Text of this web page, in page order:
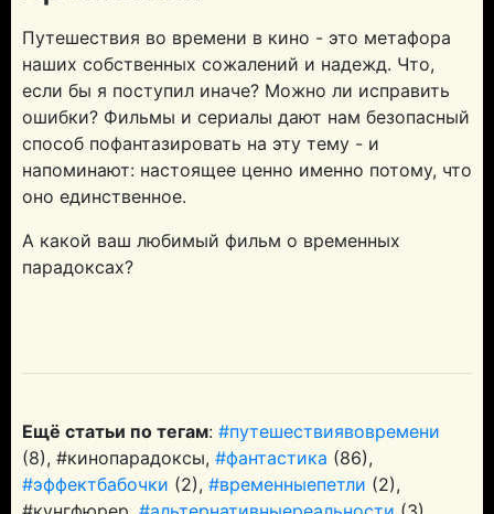
Путешествия во времени в кино - это метафора
наших собственных сожалений и надежд. Что,
если бы я поступил иначе? Можно ли исправить
ошибки? Фильмы и сериалы дают нам безопасный
способ пофантазировать на эту тему - и
напоминают: настоящее ценно именно потому, что
оно единственное.
А какой ваш любимый фильм о временных
парадоксах?
Ещё статьи по тегам: #путешествиявовремени
(8), #кинопарадоксы, #фантастика (86),
#эффектбабочки (2), #временныепетли (2),